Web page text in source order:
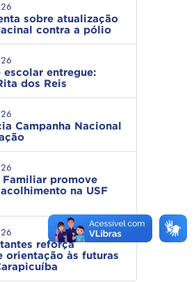
sobre atualização
contra a pólio
escolar entregue:
dos Reis
Campanha Nacional
Familiar promove
na USF
reforça
orientação às futuras